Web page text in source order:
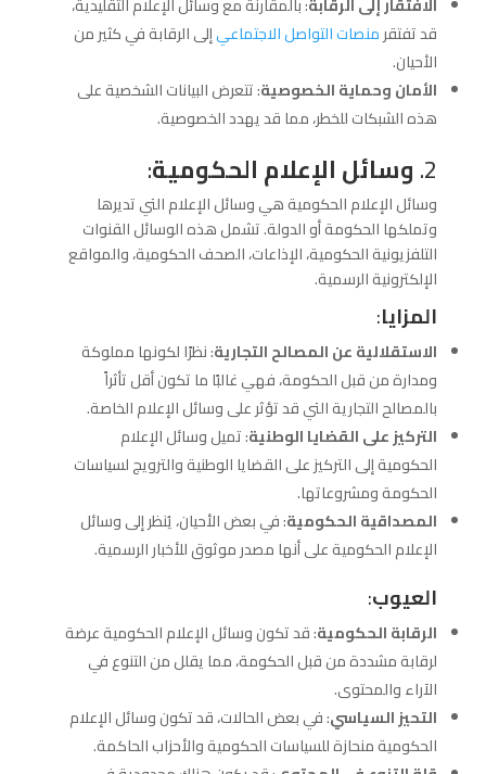
قد تفتقرمنصات التواصل الاجتماعيإلى الرقابة في كثير من
الأحيان.
الأمان وحماية الخصوصية: تتعرض البيانات الشخصية على
هذه الشبكات للخطر، مما قد يهدد الخصوصية.
2. وسائل الإعلام الحكومية:
وسائل الإعلام الحكومية هي وسائل الإعلام التي تديرها
وتملكها الحكومة أو الدولة. تشمل هذه الوسائل القنوات
التلفزيونية الحكومية، الإذاعات، الصحف الحكومية، والمواقع
الإلكترونية الرسمية.
المزايا:
الاستقلالية عن المصالح التجارية: نظرًا لكونها مملوكة
ومدارة من قبل الحكومة، فهي غالبًا ما تكون أقل تأثراً
بالمصالح التجارية التي قد تؤثر على وسائل الإعلام الخاصة.
التركيز على القضايا الوطنية: تميل وسائل الإعلام
الحكومية إلى التركيز على القضايا الوطنية والترويج لسياسات
الحكومة ومشروعاتها.
المصداقية الحكومية: في بعض الأحيان، يُنظر إلى وسائل
الإعلام الحكومية على أنها مصدر موثوق للأخبار الرسمية.
العيوب:
الرقابة الحكومية: قد تكون وسائل الإعلام الحكومية عرضة
لرقابة مشددة من قبل الحكومة، مما يقلل من التنوع في
الآراء والمحتوى.
التحيز السياسي: في بعض الحالات، قد تكون وسائل الإعلام
الحكومية منحازة للسياسات الحكومية والأحزاب الحاكمة.